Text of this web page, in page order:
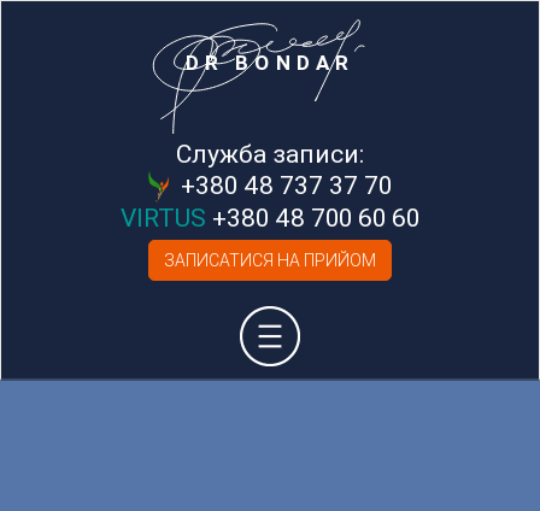
DR BONDAR
Служба записи:
+380 48 737 37 70
VIRTUS +380 48 700 60 60
ЗАПИСАТИСЯ НА ПРИЙОМ